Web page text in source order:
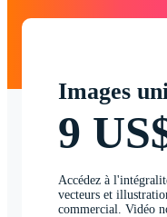
Images
9
Accédez à
vecteurs et
commercial. Vidéo